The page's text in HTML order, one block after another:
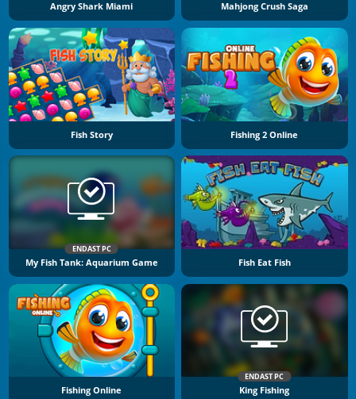
Angry Shark Miami Mahjong Crush Saga
Fish Story Fishing 2 Online
ENDAST PC
My Fish Tank: Aquarium Game Fish Eat Fish
Fishing Online
ENDAST PC
King Fishing